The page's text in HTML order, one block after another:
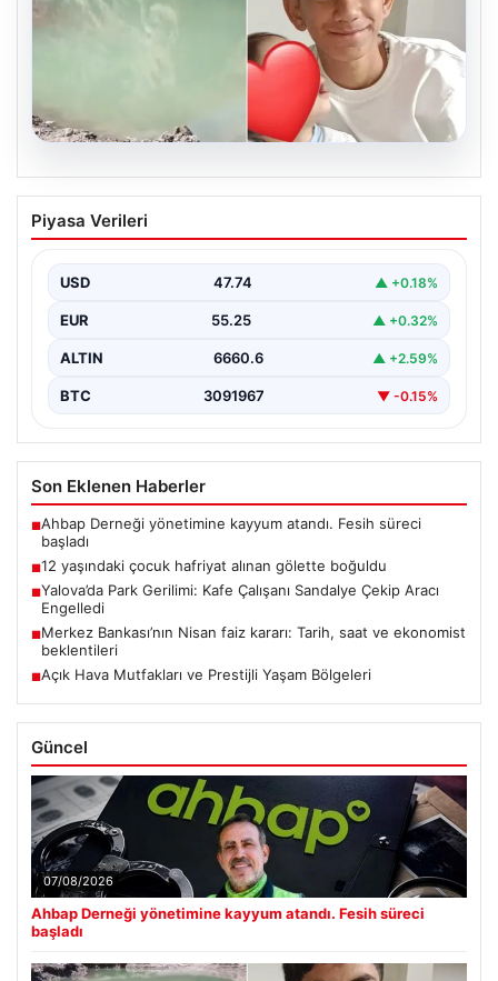
06.08.2026
12 yaşındaki çocuk hafriyat alınan
gölette boğuldu
Oluşan Gölette Boğuldu", "content": "Erzurum’un Oltu
ilçesinde…
Piyasa Verileri
USD 47.74 ▲ +0.18%
EUR 55.25 ▲ +0.32%
ALTIN 6660.6 ▲ +2.59%
BTC 3091967 ▼ -0.15%
Son Eklenen Haberler
■Ahbap Derneği yönetimine kayyum atandı. Fesih süreci
başladı
■12 yaşındaki çocuk hafriyat alınan gölette boğuldu
■Yalova’da Park Gerilimi: Kafe Çalışanı Sandalye Çekip Aracı
Engelledi
■Merkez Bankası’nın Nisan faiz kararı: Tarih, saat ve ekonomist
beklentileri
■Açık Hava Mutfakları ve Prestijli Yaşam Bölgeleri
Güncel
07/08/2026
Ahbap Derneği yönetimine kayyum atandı. Fesih süreci
başladı